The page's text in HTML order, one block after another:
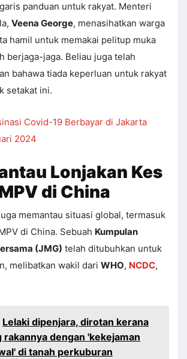
panduan untuk rakyat. Menteri
Veena George, menasihatkan warga
hamil untuk memakai pelitup muka
berjaga-jaga. Beliau juga telah
bahawa tiada keperluan untuk rakyat
setakat ini.
Covid-19 Berbayar di Jakarta
2024
Lonjakan Kes
di China
memantau situasi global, termasuk
di China. Sebuah Kumpulan
(JMG) telah ditubuhkan untuk
melibatkan wakil dari WHO, NCDC,
Lelaki dipenjara, dirotan kerana
rakannya dengan 'kekejaman
di tanah perkuburan